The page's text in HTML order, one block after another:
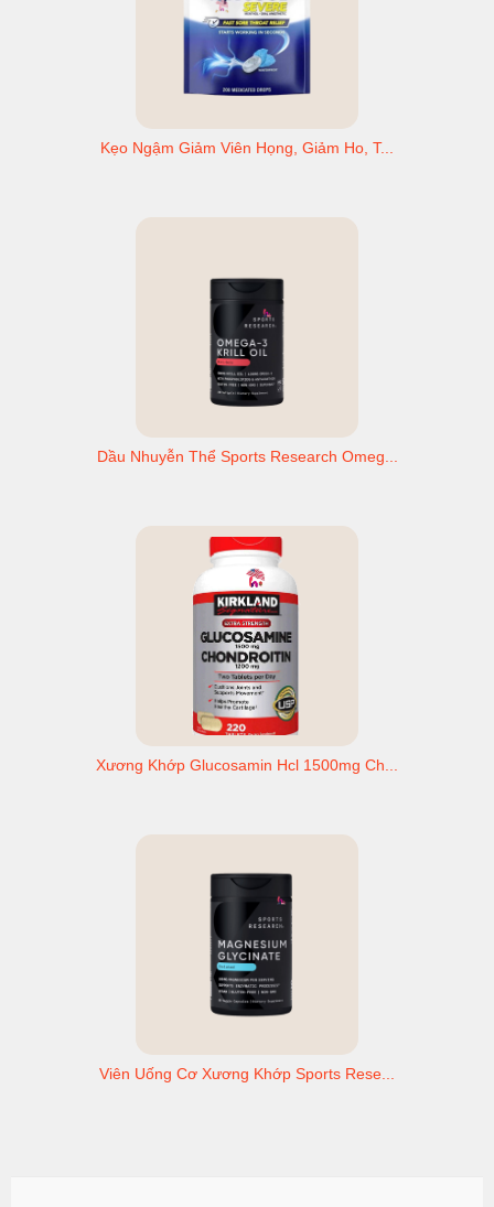
Kẹo Ngậm Giảm Viên Họng, Giảm Ho, T...
Dầu Nhuyễn Thể Sports Research Omeg...
Xương Khớp Glucosamin Hcl 1500mg Ch...
Viên Uống Cơ Xương Khớp Sports Rese...